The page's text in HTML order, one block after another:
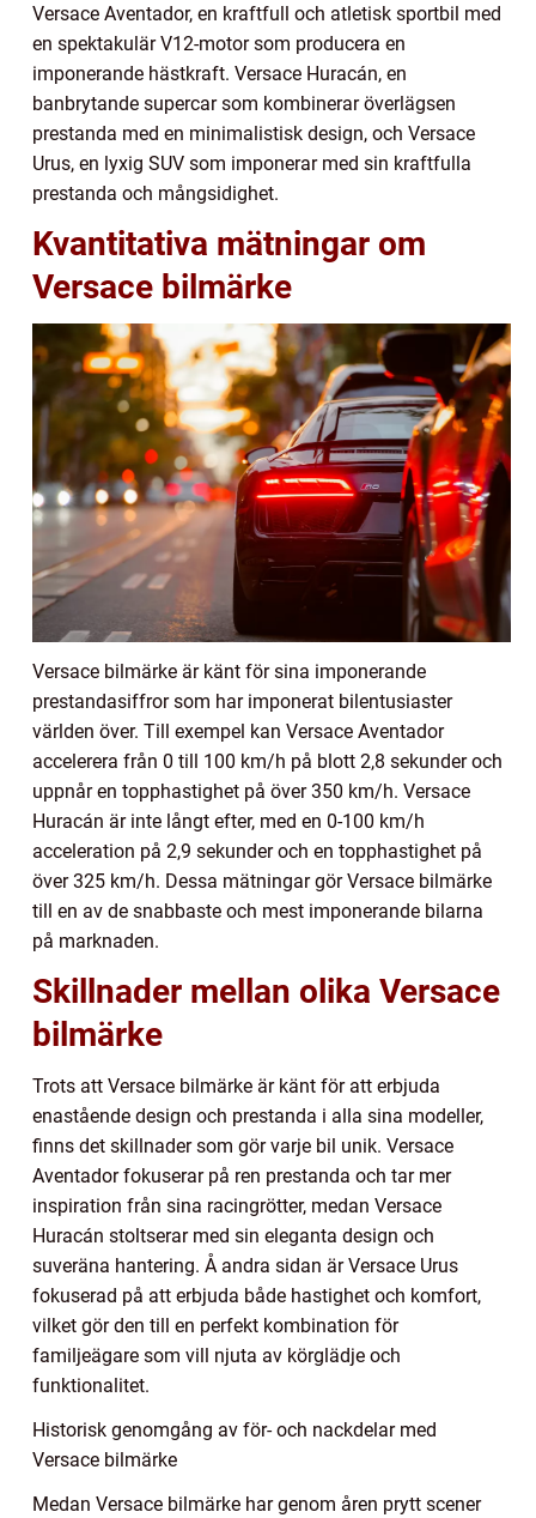
Versace Aventador, en kraftfull och atletisk sportbil med
en spektakulär V12-motor som producera en
imponerande hästkraft. Versace Huracán, en
banbrytande supercar som kombinerar överlägsen
prestanda med en minimalistisk design, och Versace
Urus, en lyxig SUV som imponerar med sin kraftfulla
prestanda och mångsidighet.
Kvantitativa mätningar om
Versace bilmärke
Versace bilmärke är känt för sina imponerande
prestandasiffror som har imponerat bilentusiaster
världen över. Till exempel kan Versace Aventador
accelerera från 0 till 100 km/h på blott 2,8 sekunder och
uppnår en topphastighet på över 350 km/h. Versace
Huracán är inte långt efter, med en 0-100 km/h
acceleration på 2,9 sekunder och en topphastighet på
över 325 km/h. Dessa mätningar gör Versace bilmärke
till en av de snabbaste och mest imponerande bilarna
på marknaden.
Skillnader mellan olika Versace
bilmärke
Trots att Versace bilmärke är känt för att erbjuda
enastående design och prestanda i alla sina modeller,
finns det skillnader som gör varje bil unik. Versace
Aventador fokuserar på ren prestanda och tar mer
inspiration från sina racingrötter, medan Versace
Huracán stoltserar med sin eleganta design och
suveräna hantering. Å andra sidan är Versace Urus
fokuserad på att erbjuda både hastighet och komfort,
vilket gör den till en perfekt kombination för
familjeägare som vill njuta av körglädje och
funktionalitet.
Historisk genomgång av för- och nackdelar med
Versace bilmärke
Medan Versace bilmärke har genom åren prytt scener